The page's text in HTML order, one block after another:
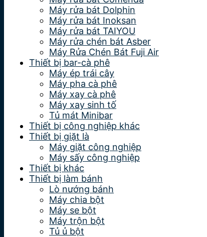
Máy rửa bát Dolphin
Máy rửa bát Inoksan
Máy rửa bát TAIYOU
Máy rửa chén bát Asber
Máy Rửa Chén Bát Fuji Air
Thiết bị bar-cà phê
Máy ép trái cây
Máy pha cà phê
Máy xay cà phê
Máy xay sinh tố
Tủ mát Minibar
Thiết bị công nghiệp khác
Thiết bị giặt là
Máy giặt công nghiệp
Máy sấy công nghiệp
Thiết bị khác
Thiết bị làm bánh
Lò nướng bánh
Máy chia bột
Máy se bột
Máy trộn bột
Tủ ủ bột